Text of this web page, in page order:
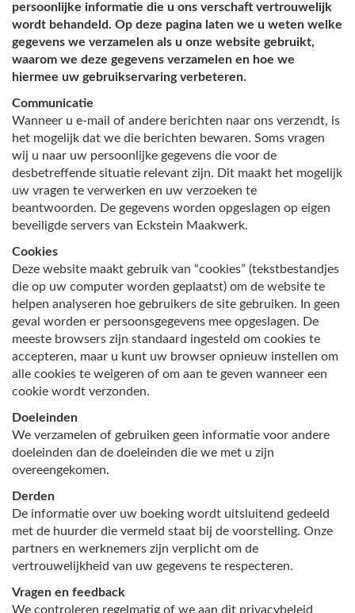
persoonlijke informatie die u ons verschaft vertrouwelijk
wordt behandeld. Op deze pagina laten we u weten welke
gegevens we verzamelen als u onze website gebruikt,
waarom we deze gegevens verzamelen en hoe we
hiermee uw gebruikservaring verbeteren.
Communicatie
Wanneer u e-mail of andere berichten naar ons verzendt, is
het mogelijk dat we die berichten bewaren. Soms vragen
wij u naar uw persoonlijke gegevens die voor de
desbetreffende situatie relevant zijn. Dit maakt het mogelijk
uw vragen te verwerken en uw verzoeken te
beantwoorden. De gegevens worden opgeslagen op eigen
beveiligde servers van Eckstein Maakwerk.
Cookies
Deze website maakt gebruik van “cookies” (tekstbestandjes
die op uw computer worden geplaatst) om de website te
helpen analyseren hoe gebruikers de site gebruiken. In geen
geval worden er persoonsgegevens mee opgeslagen. De
meeste browsers zijn standaard ingesteld om cookies te
accepteren, maar u kunt uw browser opnieuw instellen om
alle cookies te weigeren of om aan te geven wanneer een
cookie wordt verzonden.
Doeleinden
We verzamelen of gebruiken geen informatie voor andere
doeleinden dan de doeleinden die we met u zijn
overeengekomen.
Derden
De informatie over uw boeking wordt uitsluitend gedeeld
met de huurder die vermeld staat bij de voorstelling. Onze
partners en werknemers zijn verplicht om de
vertrouwelijkheid van uw gegevens te respecteren.
Vragen en feedback
We controleren regelmatig of we aan dit privacybeleid